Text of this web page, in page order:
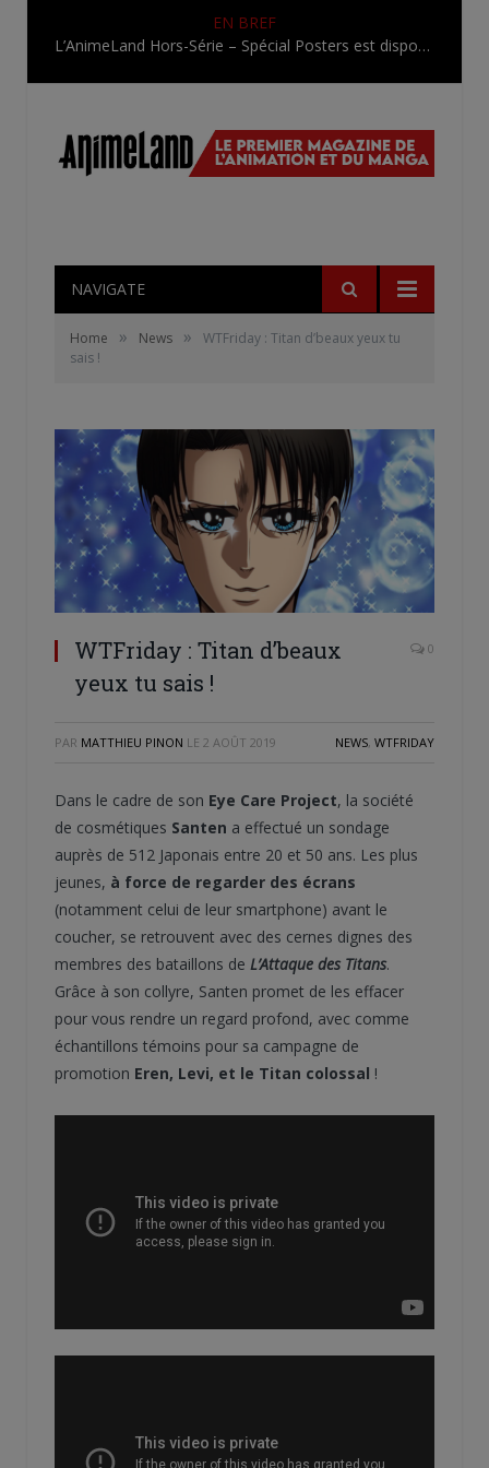
EN BREF
L’AnimeLand Hors-Série – Spécial Posters est disponible !
NAVIGATE
Home » News »
WTFriday : Titan d’beaux yeux tu
sais !
WTFriday : Titan d’beaux
yeux tu sais !
0
PAR MATTHIEU PINON LE 2 AOÛT 2019 NEWS, WTFRIDAY
Dans le cadre de son Eye Care Project, la société
de cosmétiques Santen a effectué un sondage
auprès de 512 Japonais entre 20 et 50 ans. Les plus
jeunes, à force de regarder des écrans
(notamment celui de leur smartphone) avant le
coucher, se retrouvent avec des cernes dignes des
membres des bataillons de L’Attaque des Titans.
Grâce à son collyre, Santen promet de les effacer
pour vous rendre un regard profond, avec comme
échantillons témoins pour sa campagne de
promotion Eren, Levi, et le Titan colossal !